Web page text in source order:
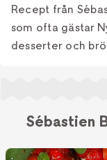
Recept från
som ofta gästar
desserter och
Sébastien